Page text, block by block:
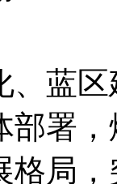
、蓝
部署
格局